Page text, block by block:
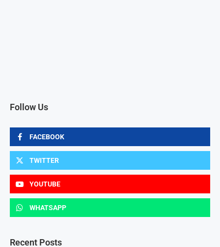
Follow Us
FACEBOOK
TWITTER
YOUTUBE
WHATSAPP
Recent Posts